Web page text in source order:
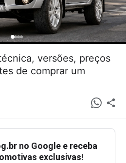
versões, preços
de comprar um
no Google e receba
exclusivas!